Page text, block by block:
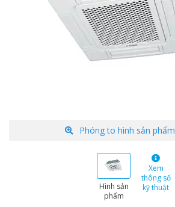
Phóng to hình sản phẩm
Hình sản
phẩm
Xem
thông số
kỹ thuật